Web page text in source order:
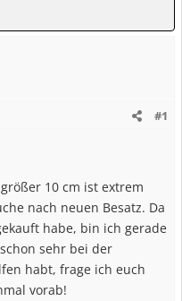
#1
10 cm ist extrem
nach neuen Besatz. Da
habe, bin ich gerade
sehr bei der
habt, frage ich euch
vorab!